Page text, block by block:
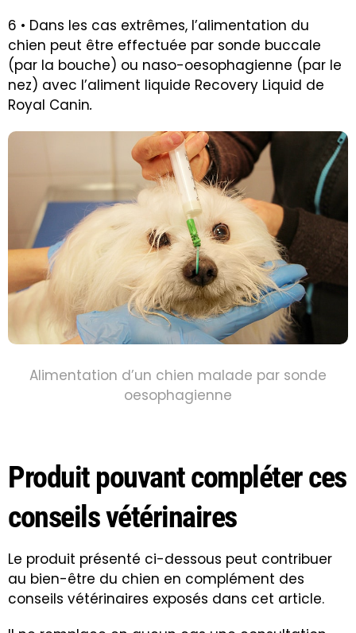
6 • Dans les cas extrêmes, l’alimentation du
chien peut être effectuée par sonde buccale
(par la bouche) ou naso-oesophagienne (par le
nez) avec l’aliment liquide Recovery Liquid de
Royal Canin.
Alimentation d’un chien malade par sonde
oesophagienne
Produit pouvant compléter ces
conseils vétérinaires
Le produit présenté ci-dessous peut contribuer
au bien-être du chien en complément des
conseils vétérinaires exposés dans cet article.